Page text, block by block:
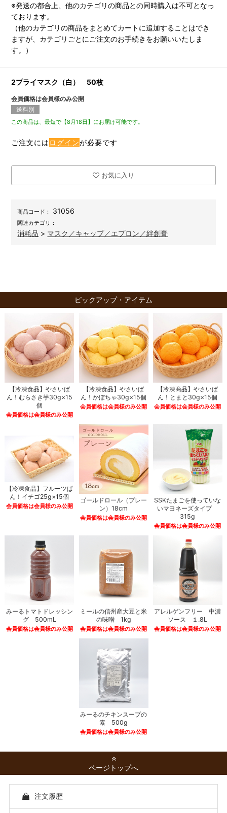
※発送の都合上、他のカテゴリの商品との同時購入は不可となっ
ております。
（他のカテゴリの商品をまとめてカートに追加することはでき
ますが、カテゴリごとにご注文のお手続きをお願いいたしま
す。）
2プライマスク（白） 50枚
会員価格は会員様のみ公開
送料別
この商品は、最短で【8月18日】にお届け可能です。
ご注文には ログインが必要です
お気に入り
商品コード： 31056
関連カテゴリ：
消耗品 > マスク／キャップ／エプロン／絆創膏
ピックアップ・アイテム
【冷凍食品】やさいぱ
ん！むらさき芋30g×15
個
会員価格は会員様のみ公開
【冷凍食品】やさいぱ
ん！かぼちゃ30g×15個
会員価格は会員様のみ公開
【冷凍商品】やさいぱ
ん！とまと30g×15個
会員価格は会員様のみ公開
【冷凍食品】フルーツぱ
ん！イチゴ25g×15個
会員価格は会員様のみ公開
ゴールドロール（プレー
ン）18cm
会員価格は会員様のみ公開
SSKたまごを使っていな
いマヨネーズタイプ
315g
会員価格は会員様のみ公開
みーるトマトドレッシン
グ 500mL
会員価格は会員様のみ公開
ミールの信州産大豆と米
の味噌 1kg
会員価格は会員様のみ公開
アレルゲンフリー 中濃
ソース １.8L
会員価格は会員様のみ公開
みーるのチキンスープの
素 500g
会員価格は会員様のみ公開
ページトップへ
注文履歴